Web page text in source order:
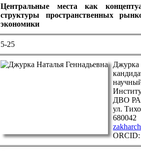
Центральные места как
структуры пространственных
экономики
5-25
Джурка
ДВО
ул.
680042